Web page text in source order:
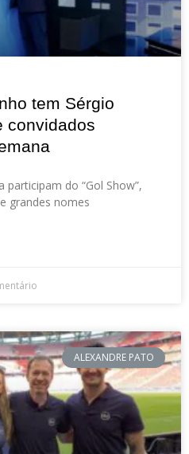
tem Sérgio
convidados
participam do “Gol Show”,
grandes nomes
ALEXANDRE PATO